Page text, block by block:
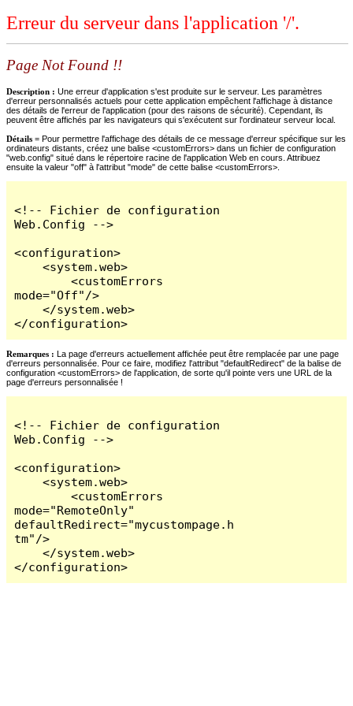
Erreur du serveur dans l'application '/'.
Page Not Found !!
Description : Une erreur d'application s'est produite sur le serveur. Les paramètres
d'erreur personnalisés actuels pour cette application empêchent l'affichage à distance
des détails de l'erreur de l'application (pour des raisons de sécurité). Cependant, ils
peuvent être affichés par les navigateurs qui s'exécutent sur l'ordinateur serveur local.
Détails = Pour permettre l'affichage des détails de ce message d'erreur spécifique sur les
ordinateurs distants, créez une balise <customErrors> dans un fichier de configuration
"web.config" situé dans le répertoire racine de l'application Web en cours. Attribuez
ensuite la valeur "off" à l'attribut "mode" de cette balise <customErrors>.
<!-- Fichier de configuration
Web.Config -->
<configuration>
    <system.web>
        <customErrors
mode="Off"/>
    </system.web>
</configuration>
Remarques : La page d'erreurs actuellement affichée peut être remplacée par une page
d'erreurs personnalisée. Pour ce faire, modifiez l'attribut "defaultRedirect" de la balise de
configuration <customErrors> de l'application, de sorte qu'il pointe vers une URL de la
page d'erreurs personnalisée !
<!-- Fichier de configuration
Web.Config -->
<configuration>
    <system.web>
        <customErrors
mode="RemoteOnly"
defaultRedirect="mycustompage.h
tm"/>
    </system.web>
</configuration>